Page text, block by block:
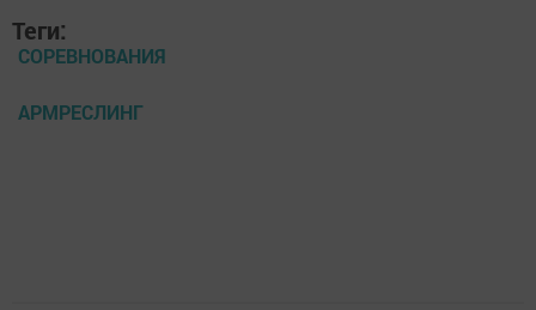
Теги:
СОРЕВНОВАНИЯ
АРМРЕСЛИНГ